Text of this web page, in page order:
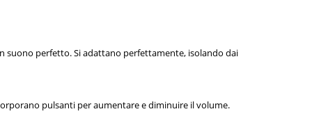
suono perfetto. Si adattano perfettamente, isolando dai
pulsanti per aumentare e diminuire il volume.